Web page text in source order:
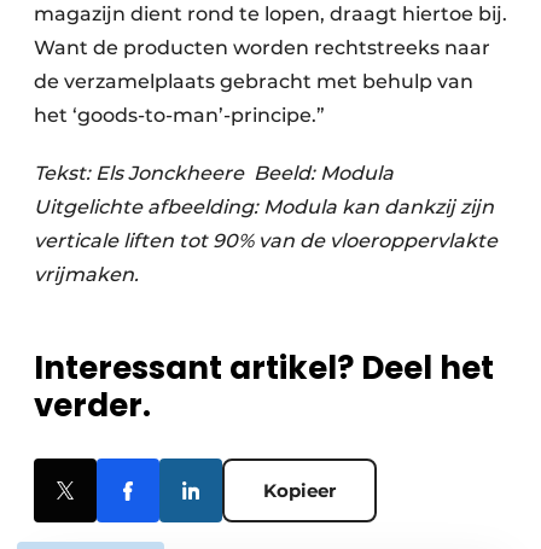
magazijn dient rond te lopen, draagt hiertoe bij.
Want de producten worden rechtstreeks naar
de verzamelplaats gebracht met behulp van
het ‘goods-to-man’-principe.”
Tekst: Els Jonckheere Beeld: Modula
Uitgelichte afbeelding: Modula kan dankzij zijn
verticale liften tot 90% van de vloeroppervlakte
vrijmaken.
Interessant artikel? Deel het
verder.
Kopieer